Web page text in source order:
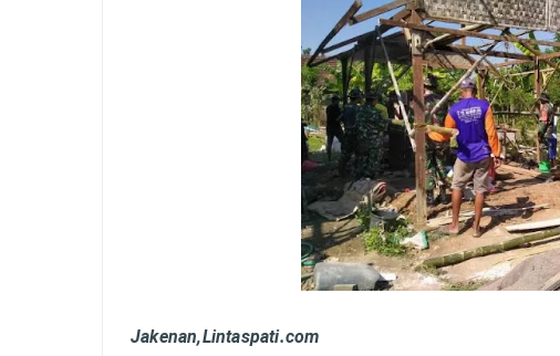
Jakenan,Lintaspati.com